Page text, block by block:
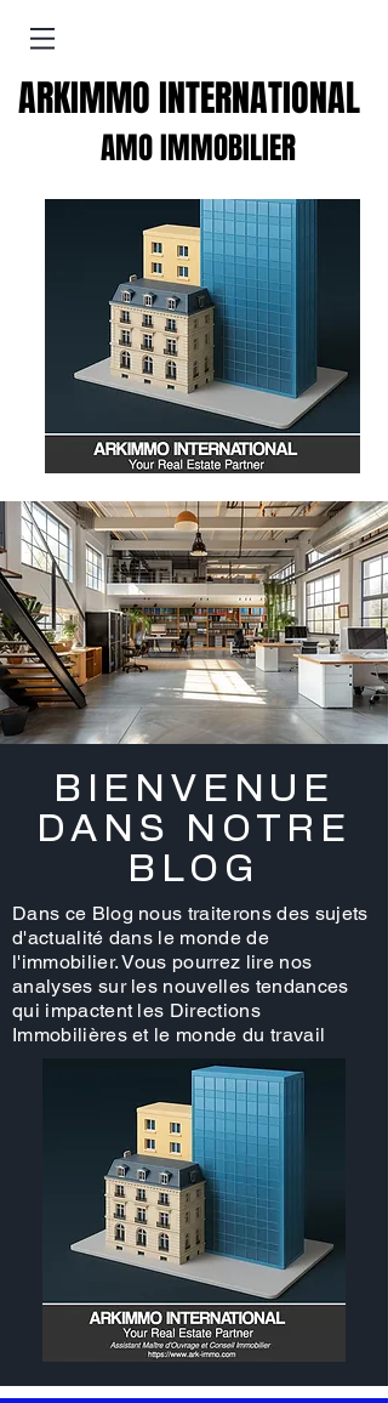
ARKIMMO INTERNATIONAL
AMO IMMOBILIER
BIENVENUE
DANS NOTRE
BLOG
Dans ce Blog nous traiterons des sujets
d'actualité dans le monde de
l'immobilier. Vous pourrez lire nos
analyses sur les nouvelles tendances
qui impactent les Directions
Immobilières et le monde du travail